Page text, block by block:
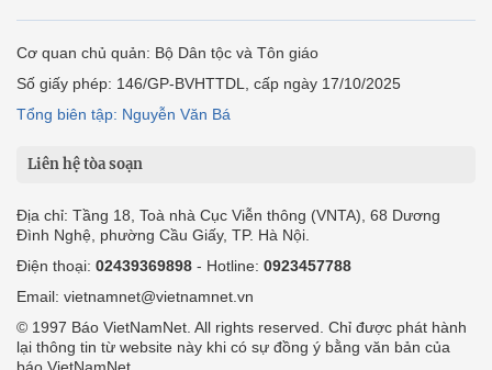
Cơ quan chủ quản: Bộ Dân tộc và Tôn giáo
Số giấy phép: 146/GP-BVHTTDL, cấp ngày 17/10/2025
Tổng biên tập: Nguyễn Văn Bá
Liên hệ tòa soạn
Địa chỉ: Tầng 18, Toà nhà Cục Viễn thông (VNTA), 68 Dương
Đình Nghệ, phường Cầu Giấy, TP. Hà Nội.
Điện thoại: 02439369898 - Hotline: 0923457788
Email: vietnamnet@vietnamnet.vn
© 1997 Báo VietNamNet. All rights reserved. Chỉ được phát hành
lại thông tin từ website này khi có sự đồng ý bằng văn bản của